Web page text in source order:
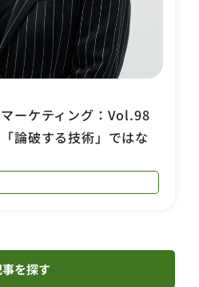
ーケティング：Vol.98
論破する技術」ではな
を探す